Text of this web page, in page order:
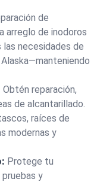
de
arreglo de inodoros
necesidades de
Obtén reparación,
de alcantarillado.
raíces de
modernas y
Protege tu
y